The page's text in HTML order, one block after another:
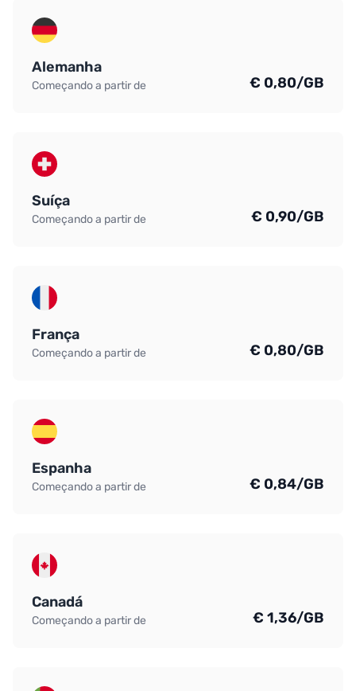
Alemanha
Começando a partir de € 0,80/GB
Suíça
Começando a partir de € 0,90/GB
França
Começando a partir de € 0,80/GB
Espanha
Começando a partir de € 0,84/GB
Canadá
Começando a partir de € 1,36/GB